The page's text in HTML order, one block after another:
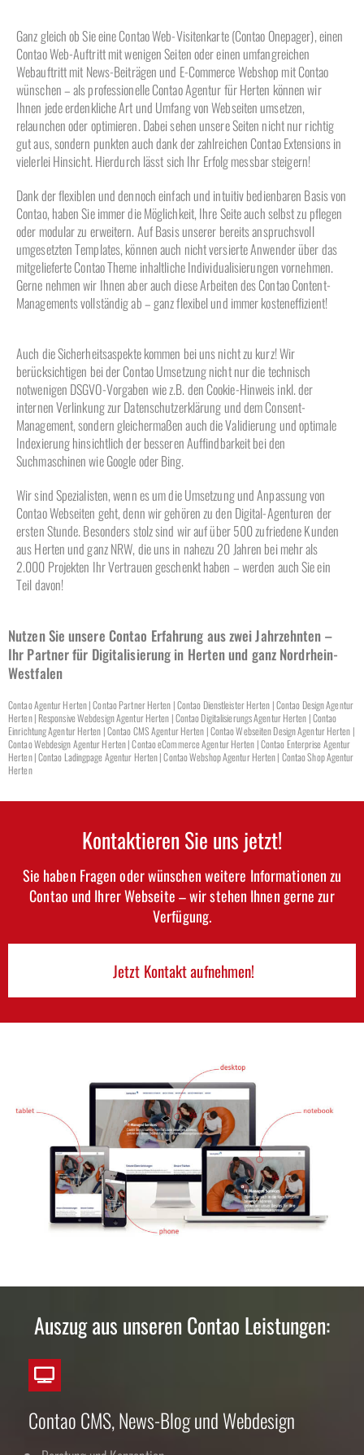
Ganz gleich ob Sie eine Contao Web-Visitenkarte (Contao Onepager), einen
Contao Web-Auftritt mit wenigen Seiten oder einen umfangreichen
Webauftritt mit News-Beiträgen und E-Commerce Webshop mit Contao
wünschen – als professionelle Contao Agentur für Herten können wir
Ihnen jede erdenkliche Art und Umfang von Webseiten umsetzen,
relaunchen oder optimieren. Dabei sehen unsere Seiten nicht nur richtig
gut aus, sondern punkten auch dank der zahlreichen Contao Extensions in
vielerlei Hinsicht. Hierdurch lässt sich Ihr Erfolg messbar steigern!
Dank der flexiblen und dennoch einfach und intuitiv bedienbaren Basis von
Contao, haben Sie immer die Möglichkeit, Ihre Seite auch selbst zu pflegen
oder modular zu erweitern. Auf Basis unserer bereits anspruchsvoll
umgesetzten Templates, können auch nicht versierte Anwender über das
mitgelieferte Contao Theme inhaltliche Individualisierungen vornehmen.
Gerne nehmen wir Ihnen aber auch diese Arbeiten des Contao Content-
Managements vollständig ab – ganz flexibel und immer kosteneffizient!
Auch die Sicherheitsaspekte kommen bei uns nicht zu kurz! Wir
berücksichtigen bei der Contao Umsetzung nicht nur die technisch
notwenigen DSGVO-Vorgaben wie z.B. den Cookie-Hinweis inkl. der
internen Verlinkung zur Datenschutzerklärung und dem Consent-
Management, sondern gleichermaßen auch die Validierung und optimale
Indexierung hinsichtlich der besseren Auffindbarkeit bei den
Suchmaschinen wie Google oder Bing.
Wir sind Spezialisten, wenn es um die Umsetzung und Anpassung von
Contao Webseiten geht, denn wir gehören zu den Digital-Agenturen der
ersten Stunde. Besonders stolz sind wir auf über 500 zufriedene Kunden
aus Herten und ganz NRW, die uns in nahezu 20 Jahren bei mehr als
2.000 Projekten Ihr Vertrauen geschenkt haben – werden auch Sie ein
Teil davon!
Nutzen Sie unsere Contao Erfahrung aus zwei Jahrzehnten –
Ihr Partner für Digitalisierung in Herten und ganz Nordrhein-
Westfalen
Contao Agentur Herten | Contao Partner Herten | Contao Dienstleister Herten | Contao Design Agentur
Herten | Responsive Webdesign Agentur Herten | Contao Digitalisierungs Agentur Herten | Contao
Einrichtung Agentur Herten | Contao CMS Agentur Herten | Contao Webseiten Design Agentur Herten |
Contao Webdesign Agentur Herten | Contao eCommerce Agentur Herten | Contao Enterprise Agentur
Herten | Contao Ladingpage Agentur Herten | Contao Webshop Agentur Herten | Contao Shop Agentur
Herten
Kontaktieren Sie uns jetzt!
Sie haben Fragen oder wünschen weitere Informationen zu
Contao und Ihrer Webseite – wir stehen Ihnen gerne zur
Verfügung.
Jetzt Kontakt aufnehmen!
Auszug aus unseren Contao Leistungen:
Contao CMS, News-Blog und Webdesign